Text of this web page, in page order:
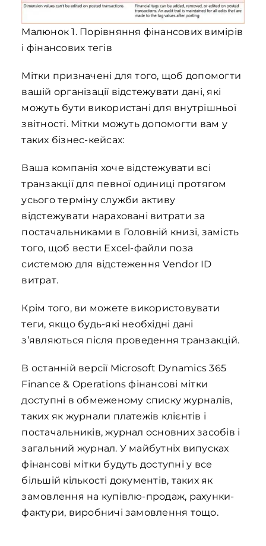
Малюнок 1. Порівняння фінансових вимірів
і фінансових тегів
Мітки призначені для того, щоб допомогти
вашій організації відстежувати дані, які
можуть бути використані для внутрішньої
звітності. Мітки можуть допомогти вам у
таких бізнес-кейсах:
Ваша компанія хоче відстежувати всі
транзакції для певної одиниці протягом
усього терміну служби активу
відстежувати нараховані витрати за
постачальниками в Головній книзі, замість
того, щоб вести Excel-файли поза
системою для відстеження Vendor ID
витрат.
Крім того, ви можете використовувати
теги, якщо будь-які необхідні дані
з’являються після проведення транзакцій.
В останній версії Microsoft Dynamics 365
Finance & Operations фінансові мітки
доступні в обмеженому списку журналів,
таких як журнали платежів клієнтів і
постачальників, журнал основних засобів і
загальний журнал. У майбутніх випусках
фінансові мітки будуть доступні у все
більшій кількості документів, таких як
замовлення на купівлю-продаж, рахунки-
фактури, виробничі замовлення тощо.